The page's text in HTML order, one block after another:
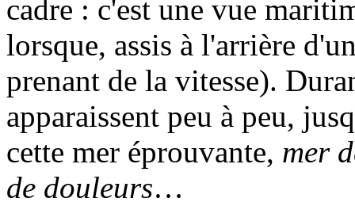
cadre : c'est une vue
lorsque, assis à l'arrière
prenant de la vitesse).
apparaissent peu à peu,
cette mer éprouvante, mer
de douleurs…